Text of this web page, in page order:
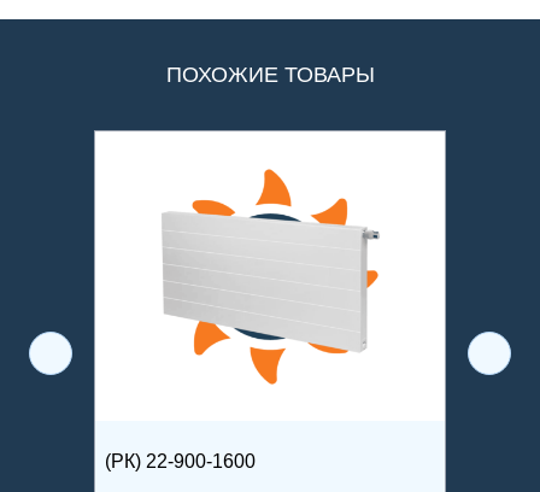
ПОХОЖИЕ ТОВАРЫ
(РК) 22-900-1600